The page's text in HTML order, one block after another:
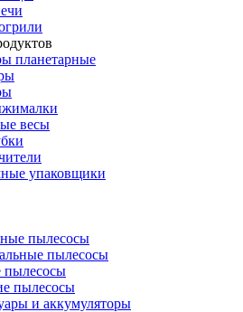
планетарные
весы
упаковщики
пылесосы
пылесосы
пылесосы
пылесосы
и аккумуляторы